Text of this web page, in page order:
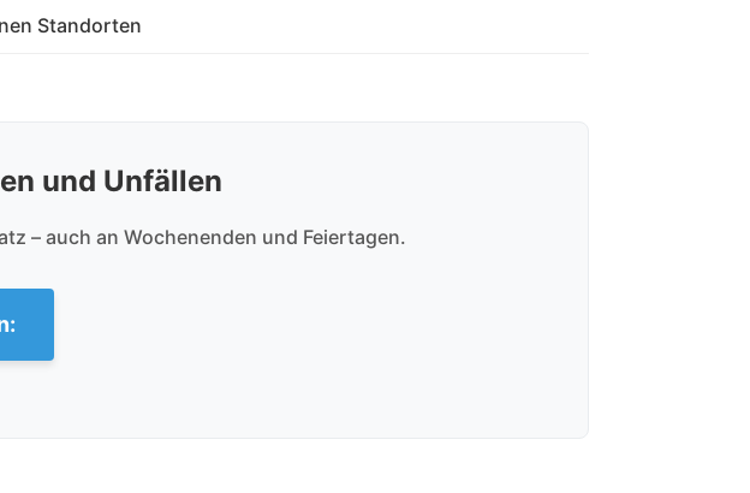
Standorten
und Unfällen
– auch an Wochenenden und Feiertagen.